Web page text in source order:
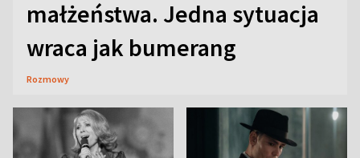
małżeństwa. Jedna sytuacja
wraca jak bumerang
Rozmowy